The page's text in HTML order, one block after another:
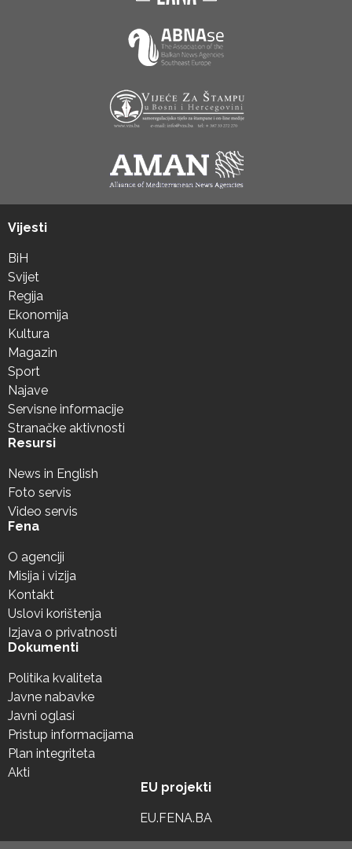
Vijesti
BiH
Svijet
Regija
Ekonomija
Kultura
Magazin
Sport
Najave
Servisne informacije
Stranačke aktivnosti
Resursi
News in English
Foto servis
Video servis
Fena
O agenciji
Misija i vizija
Kontakt
Uslovi korištenja
Izjava o privatnosti
Dokumenti
Politika kvaliteta
Javne nabavke
Javni oglasi
Pristup informacijama
Plan integriteta
Akti
EU projekti
EU.FENA.BA